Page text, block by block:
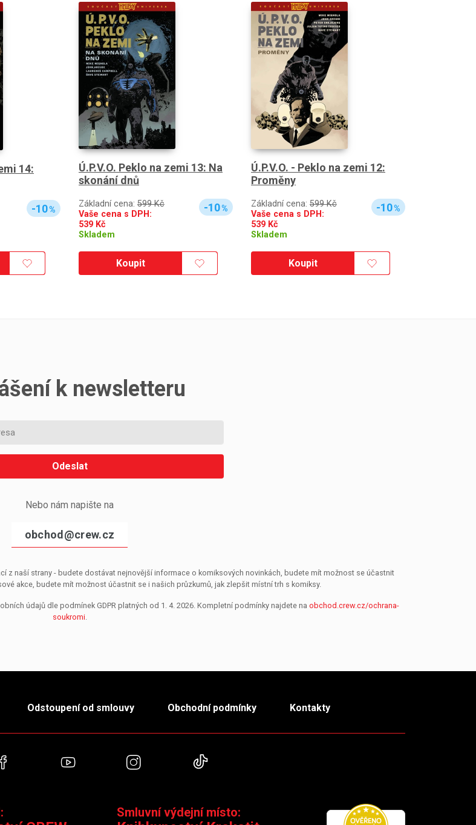
14:
-10%
Ú.P.V.O. Peklo na zemi 13: Na
skonání dnů
Základní cena: 599 Kč
Vaše cena s DPH:
539 Kč
Skladem
-10%
Koupit
Ú.P.V.O. - Peklo na zemi 12:
Proměny
Základní cena: 599 Kč
Vaše cena s DPH:
539 Kč
Skladem
-10%
Koupit
k newsletteru
Odeslat
Nebo nám napište na
obchod@crew.cz
z naší strany - budete dostávat nejnovější informace o komiksových novinkách, budete mít možnost se účastnit
akce, budete mít možnost účastnit se i našich průzkumů, jak zlepšit místní trh s komiksy.
údajů dle podmínek GDPR platných od 1. 4. 2026. Kompletní podmínky najdete na obchod.crew.cz/ochrana-
soukromi.
Odstoupení od smlouvy Obchodní podmínky Kontakty
FacebookYouTube Instagram
Smluvní výdejní místo: